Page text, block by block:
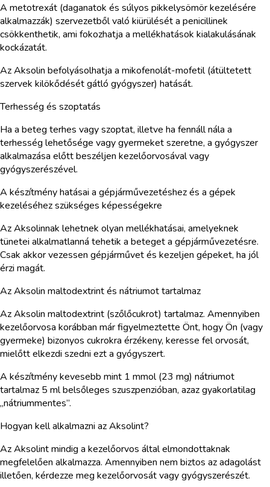
A metotrexát (daganatok és súlyos pikkelysömör kezelésére
alkalmazzák) szervezetből való kiürülését a penicillinek
csökkenthetik, ami fokozhatja a mellékhatások kialakulásának
kockázatát.
Az Aksolin befolyásolhatja a mikofenolát-mofetil (átültetett
szervek kilökődését gátló gyógyszer) hatását.
Terhesség és szoptatás
Ha a beteg terhes vagy szoptat, illetve ha fennáll nála a
terhesség lehetősége vagy gyermeket szeretne, a gyógyszer
alkalmazása előtt beszéljen kezelőorvosával vagy
gyógyszerészével.
A készítmény hatásai a gépjárművezetéshez és a gépek
kezeléséhez szükséges képességekre
Az Aksolinnak lehetnek olyan mellékhatásai, amelyeknek
tünetei alkalmatlanná tehetik a beteget a gépjárművezetésre.
Csak akkor vezessen gépjárművet és kezeljen gépeket, ha jól
érzi magát.
Az Aksolin maltodextrint és nátriumot tartalmaz
Az Aksolin maltodextrint (szőlőcukrot) tartalmaz. Amennyiben
kezelőorvosa korábban már figyelmeztette Önt, hogy Ön (vagy
gyermeke) bizonyos cukrokra érzékeny, keresse fel orvosát,
mielőtt elkezdi szedni ezt a gyógyszert.
A készítmény kevesebb mint 1 mmol (23 mg) nátriumot
tartalmaz 5 ml belsőleges szuszpenzióban, azaz gyakorlatilag
„nátriummentes”.
Hogyan kell alkalmazni az Aksolint?
Az Aksolint mindig a kezelőorvos által elmondottaknak
megfelelően alkalmazza. Amennyiben nem biztos az adagolást
illetően, kérdezze meg kezelőorvosát vagy gyógyszerészét.